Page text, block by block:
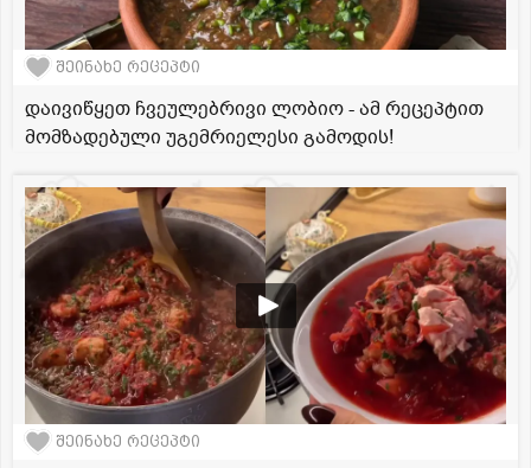
შეინახე რეცეპტი
დაივიწყეთ ჩვეულებრივი ლობიო - ამ რეცეპტით
მომზადებული უგემრიელესი გამოდის!
შეინახე რეცეპტი